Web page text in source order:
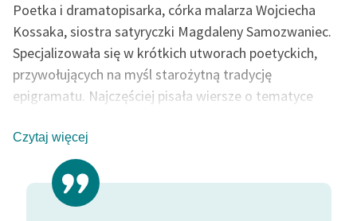
Poetka i dramatopisarka, córka malarza Wojciecha
Kossaka, siostra satyryczki Magdaleny Samozwaniec.
Specjalizowała się w krótkich utworach poetyckich,
przywołujących na myśl starożytną tradycję
epigramatu. Najczęściej pisała wiersze o tematyce
konceptach. Nieobca była jej też tematyka pozycji
kobiety w społeczeństwie. W czasie wojny tworzyła z
kolei wiersze opisujące wpływ brutalnej historii na losy i
mentalność ludzką.
Czytaj więcej